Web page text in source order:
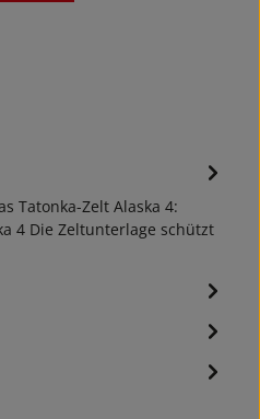
Tatonka-Zelt Alaska 4:
4 Die Zeltunterlage schützt